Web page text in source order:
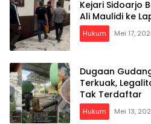
Kejari Sidoarjo
Ali Maulidi ke
Hukum Mei 17,
Dugaan
Terkuak,
Tak Terdaftar
Hukum Mei 13,